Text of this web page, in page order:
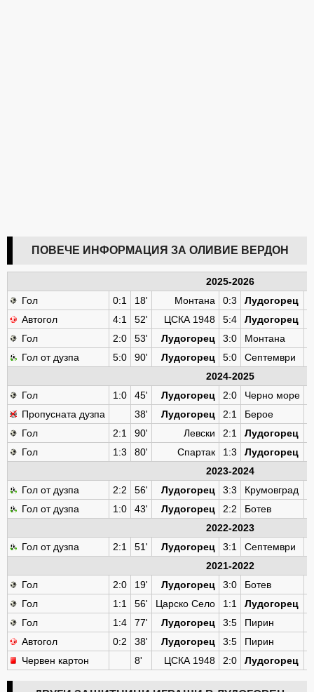
ПОВЕЧЕ ИНФОРМАЦИЯ ЗА ОЛИВИЕ ВЕРДОН
2025-2026
Гол
0:1 18' Монтана 0:3 Лудогорец
Автогол
4:1 52' ЦСКА 1948 5:4 Лудогорец
Гол
2:0 53' Лудогорец 3:0 Монтана
Гол от дузпа
5:0 90' Лудогорец 5:0 Септември
2024-2025
Гол
1:0 45' Лудогорец 2:0 Черно море
Пропусната дузпа
38' Лудогорец 2:1 Берое
Гол
2:1 90' Левски 2:1 Лудогорец
Гол
1:3 80' Спартак 1:3 Лудогорец
2023-2024
Гол от дузпа
2:2 56' Лудогорец 3:3 Крумовград
Гол от дузпа
1:0 43' Лудогорец 2:2 Ботев
2022-2023
Гол от дузпа
2:1 51' Лудогорец 3:1 Септември
2021-2022
Гол
2:0 19' Лудогорец 3:0 Ботев
Гол
1:1 56' Царско Село 1:1 Лудогорец
Гол
1:4 77' Лудогорец 3:5 Пирин
Автогол
0:2 38' Лудогорец 3:5 Пирин
Червен картон
8' ЦСКА 1948 2:0 Лудогорец